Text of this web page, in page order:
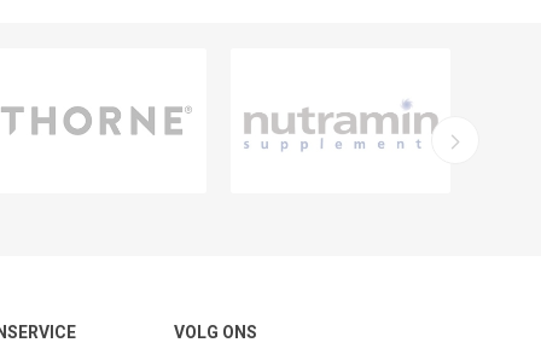
VOLG ONS